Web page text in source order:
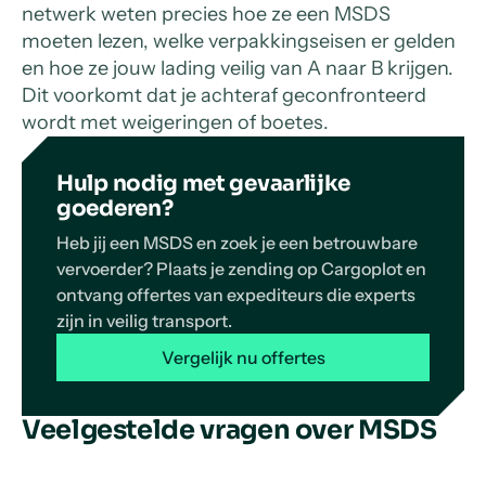
netwerk weten precies hoe ze een MSDS
moeten lezen, welke verpakkingseisen er gelden
en hoe ze jouw lading veilig van A naar B krijgen.
Dit voorkomt dat je achteraf geconfronteerd
wordt met weigeringen of boetes.
Hulp nodig met gevaarlijke
goederen?
Heb jij een MSDS en zoek je een betrouwbare
vervoerder? Plaats je zending op Cargoplot en
ontvang offertes van expediteurs die experts
zijn in veilig transport.
Vergelijk nu offertes
Veelgestelde vragen over MSDS